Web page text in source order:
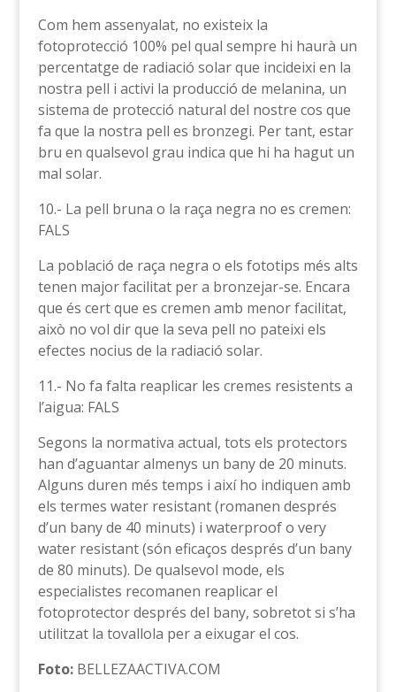
Com hem assenyalat, no existeix la
fotoprotecció 100% pel qual sempre hi haurà un
percentatge de radiació solar que incideixi en la
nostra pell i activi la producció de melanina, un
sistema de protecció natural del nostre cos que
fa que la nostra pell es bronzegi. Per tant, estar
bru en qualsevol grau indica que hi ha hagut un
mal solar.
10.- La pell bruna o la raça negra no es cremen:
FALS
La població de raça negra o els fototips més alts
tenen major facilitat per a bronzejar-se. Encara
que és cert que es cremen amb menor facilitat,
això no vol dir que la seva pell no pateixi els
efectes nocius de la radiació solar.
11.- No fa falta reaplicar les cremes resistents a
l’aigua: FALS
Segons la normativa actual, tots els protectors
han d’aguantar almenys un bany de 20 minuts.
Alguns duren més temps i així ho indiquen amb
els termes water resistant (romanen després
d’un bany de 40 minuts) i waterproof o very
water resistant (són eficaços després d’un bany
de 80 minuts). De qualsevol mode, els
especialistes recomanen reaplicar el
fotoprotector després del bany, sobretot si s’ha
utilitzat la tovallola per a eixugar el cos.
Foto:BELLEZAACTIVA.COM